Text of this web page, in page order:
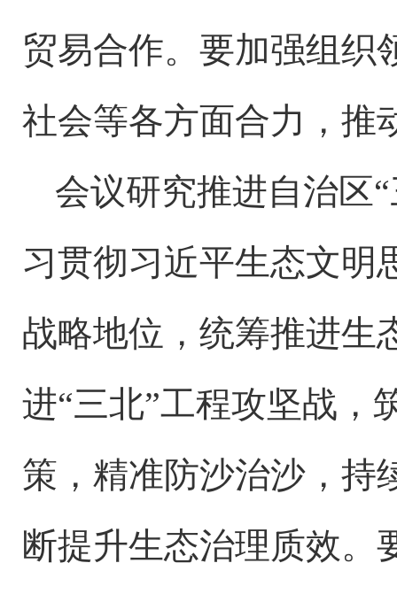
贸易合作。要加强组织
社会等各方面合力，推
会议研究推进自治区
习贯彻习近平生态文明
战略地位，统筹推进生
进“三北”工程攻坚战，
策，精准防沙治沙，持
断提升生态治理质效。